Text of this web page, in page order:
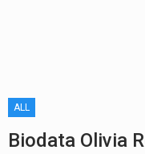
ALL
Biodata Olivia